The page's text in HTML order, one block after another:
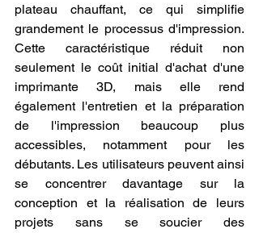
plateau chauffant, ce qui simplifie
grandement le processus d'impression.
Cette caractéristique réduit non
seulement le coût initial d'achat d'une
imprimante 3D, mais elle rend
également l'entretien et la préparation
de l'impression beaucoup plus
accessibles, notamment pour les
débutants. Les utilisateurs peuvent ainsi
se concentrer davantage sur la
conception et la réalisation de leurs
projets sans se soucier des